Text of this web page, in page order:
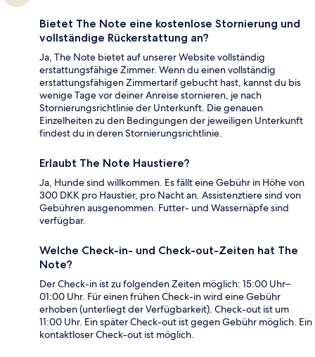
Bietet The Note eine kostenlose Stornierung und
vollständige Rückerstattung an?
Ja, The Note bietet auf unserer Website vollständig
erstattungsfähige Zimmer. Wenn du einen vollständig
erstattungsfähigen Zimmertarif gebucht hast, kannst du bis
wenige Tage vor deiner Anreise stornieren, je nach
Stornierungsrichtlinie der Unterkunft. Die genauen
Einzelheiten zu den Bedingungen der jeweiligen Unterkunft
findest du in deren Stornierungsrichtlinie.
Erlaubt The Note Haustiere?
Ja, Hunde sind willkommen. Es fällt eine Gebühr in Höhe von
300 DKK pro Haustier, pro Nacht an. Assistenztiere sind von
Gebühren ausgenommen. Futter- und Wassernäpfe sind
verfügbar.
Welche Check-in- und Check-out-Zeiten hat The
Note?
Der Check-in ist zu folgenden Zeiten möglich: 15:00 Uhr–
01:00 Uhr. Für einen frühen Check-in wird eine Gebühr
erhoben (unterliegt der Verfügbarkeit). Check-out ist um
11:00 Uhr. Ein später Check-out ist gegen Gebühr möglich. Ein
kontaktloser Check-out ist möglich.